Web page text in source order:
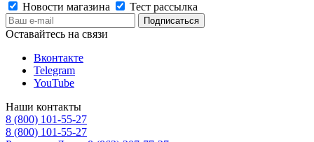
Новости магазина
Тест рассылка
Оставайтесь на связи
Вконтакте
Telegram
YouTube
Наши контакты
8 (800) 101-55-27
8 (800) 101-55-27